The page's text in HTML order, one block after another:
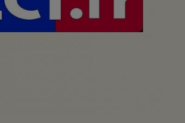
ESPACE PRESSE